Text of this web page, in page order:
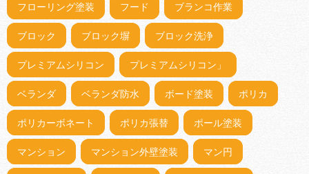
フローリング塗装 フード ブランコ作業
ブロック ブロック塀 ブロック洗浄
プレミアムシリコン プレミアムシリコン」
ベランダ ベランダ防水 ボード塗装 ポリカ
ポリカーボネート ポリカ張替 ポール塗装
マンション マンション外壁塗装 マン円